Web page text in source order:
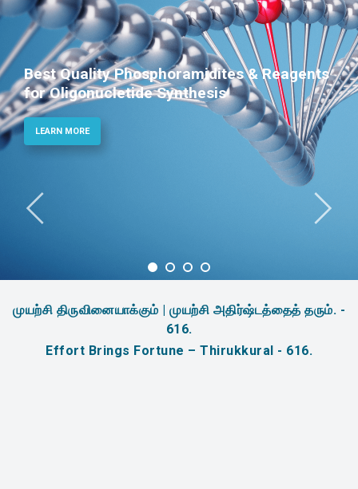
Best Quality Phosphoramidites & Reagents
for Oligonucletide Synthesis
LEARN MORE
முயற்சி திருவினையாக்கும் | முயற்சி அதிர்ஷ்டத்தைத் தரும். -
616.
Effort Brings Fortune – Thirukkural - 616.